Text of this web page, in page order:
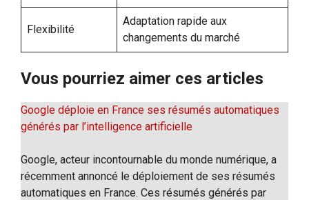
Flexibilité
Adaptation rapide aux
changements du marché
Vous pourriez aimer ces articles
Google déploie en France ses résumés automatiques
générés par l’intelligence artificielle
Google, acteur incontournable du monde numérique, a
récemment annoncé le déploiement de ses résumés
automatiques en France. Ces résumés générés par